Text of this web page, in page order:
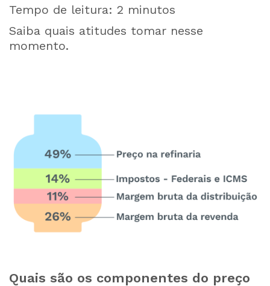
Tempo de leitura: 2 minutos
Saiba quais atitudes tomar nesse
momento.
Quais são os componentes do preço